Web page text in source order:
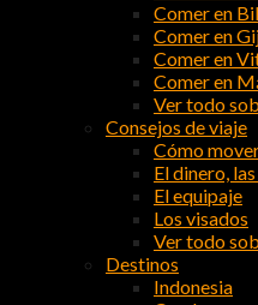
Comer en
Comer en
Comer en
Comer en
Ver todo
Consejos de viaje
Cómo
El dinero,
El equipaje
Los visados
Ver todo
Destinos
Indonesia